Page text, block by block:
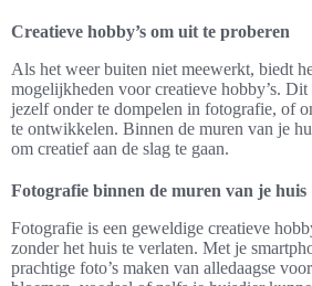
Creatieve hobby’s om uit te proberen
Als het weer buiten niet meewerkt, biedt
mogelijkheden voor creatieve hobby’s.
jezelf onder te dompelen in fotografie, of
te ontwikkelen. Binnen de muren van je
om creatief aan de slag te gaan.
Fotografie binnen de muren van je huis
Fotografie is een geweldige creatieve
zonder het huis te verlaten. Met je
prachtige foto’s maken van alledaagse